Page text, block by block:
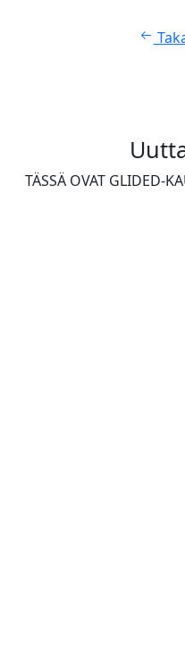
TÄSSÄ OVAT GLIDED-